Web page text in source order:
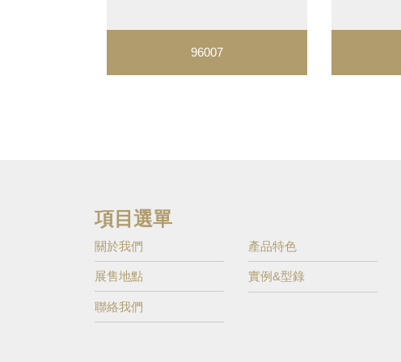
96007
項目選單
關於我們 產品特色
展售地點 實例&型錄
聯絡我們